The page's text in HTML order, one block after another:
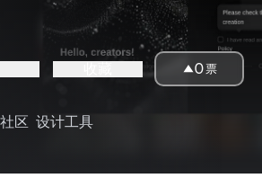
0票
区 设计工具